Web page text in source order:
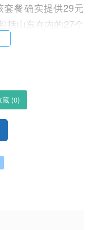
套餐确实提供29元
括山东在内的27个
川香卡”，月租39
市场管理、风险控
制更严格。对于山
川专属套餐几乎不
通方法：一是寻
藏 (0)